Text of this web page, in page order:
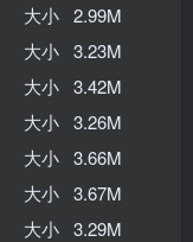
大小 2.99M
大小 3.23M
大小 3.42M
大小 3.26M
大小 3.66M
大小 3.67M
大小 3.29M